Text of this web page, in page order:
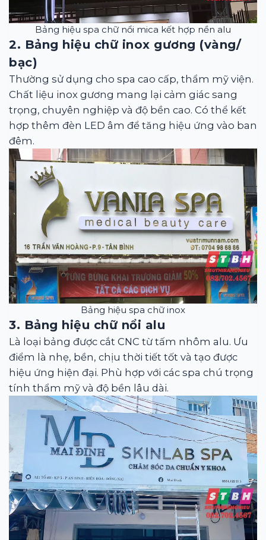
Bảng hiệu spa chữ nổi mica kết hợp nền alu
2. Bảng hiệu chữ inox gương (vàng/
bạc)
Thường sử dụng cho spa cao cấp, thẩm mỹ viện.
Chất liệu inox gương mang lại cảm giác sang
trọng, chuyên nghiệp và độ bền cao. Có thể kết
hợp thêm đèn LED âm để tăng hiệu ứng vào ban
đêm.
Bảng hiệu spa chữ inox
3. Bảng hiệu chữ nổi alu
Là loại bảng được cắt CNC từ tấm nhôm alu. Ưu
điểm là nhẹ, bền, chịu thời tiết tốt và tạo được
hiệu ứng hiện đại. Phù hợp với các spa chú trọng
tính thẩm mỹ và độ bền lâu dài.